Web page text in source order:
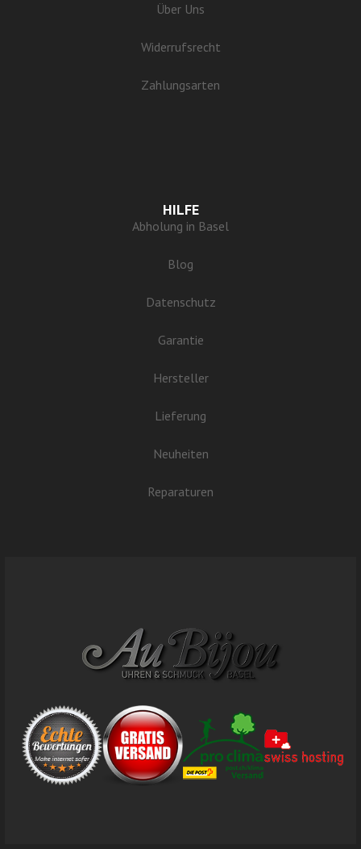
Über Uns
Widerrufsrecht
Zahlungsarten
HILFE
Abholung in Basel
Blog
Datenschutz
Garantie
Hersteller
Lieferung
Neuheiten
Reparaturen